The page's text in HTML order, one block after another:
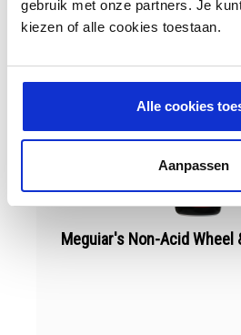
gebruik met onze partners. Je
kiezen of alle cookies toestaan.
Alle cookies
Aanpassen
Meguiar's Non-Acid Wheel